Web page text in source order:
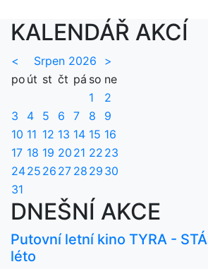
KALENDÁŘ AKCÍ
< Srpen 2026
>
po út st čt pá so ne
1
2
3
4 5 6 7 8
9
10 11 12 13 14 15 16
17 18 19 20 21 22 23
2425 26 27 28 29 30
31
DNEŠNÍ AKCE
Putovní letní kino TYRA -
léto